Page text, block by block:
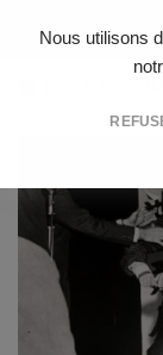
Nous utilisons
Skip to content